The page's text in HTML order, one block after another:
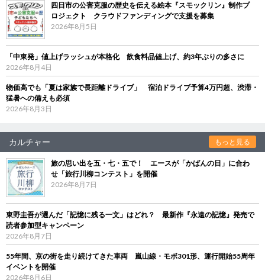
四日市の公害克服の歴史を伝える絵本『スモックリン』制作プ
ロジェクト クラウドファンディングで支援を募集
2026年8月5日
「中東発」値上げラッシュが本格化 飲食料品値上げ、約3年ぶりの多さに
2026年8月4日
物価高でも「夏は家族で長距離ドライブ」 宿泊ドライブ予算4万円超、渋滞・
猛暑への備えも必須
2026年8月3日
カルチャー もっと見る
旅の思い出を五・七・五で！ エースが「かばんの日」に合わ
せ「旅行川柳コンテスト」を開催
2026年8月7日
東野圭吾が選んだ「記憶に残る一文」はどれ？ 最新作『永遠の記憶』発売で
読者参加型キャンペーン
2026年8月7日
55年間、京の街を走り続けてきた車両 嵐山線・モボ301形、運行開始55周年
イベントを開催
2026年8月6日